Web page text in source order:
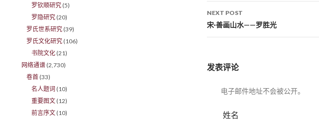
NEXT POST
宋·善画山水——罗胜光
发表评论
电子邮件地址不会被公开。
姓名
罗钦顺研究 (5)
罗隐研究 (20)
罗氏世系研究 (39)
罗氏文化研究 (106)
书院文化 (21)
网络通谱 (2,730)
卷首 (33)
名人题词 (10)
重要图文 (12)
前言序文 (10)